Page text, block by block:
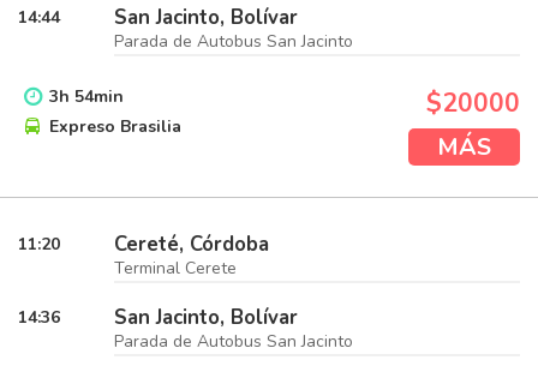
14:44 San Jacinto, Bolívar
Parada de Autobus San Jacinto
3h 54min
Expreso Brasilia
$20000
MÁS
11:20 Cereté, Córdoba
Terminal Cerete
14:36 San Jacinto, Bolívar
Parada de Autobus San Jacinto